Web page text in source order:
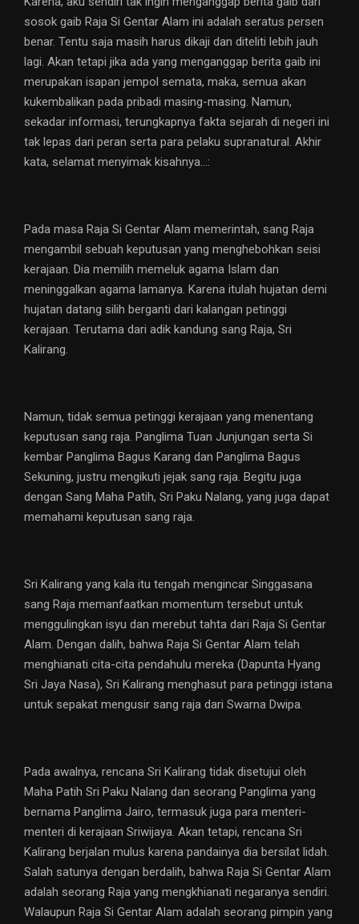
sosok gaib Raja Si Gentar Alam ini adalah seratus persen
benar. Tentu saja masih harus dikaji dan diteliti lebih jauh
lagi. Akan tetapi jika ada yang menganggap berita gaib ini
merupakan isapan jempol semata, maka, semua akan
kukembalikan pada pribadi masing-masing. Namun,
sekadar informasi, terungkapnya fakta sejarah di negeri ini
tak lepas dari peran serta para pelaku supranatural. Akhir
kata, selamat menyimak kisahnya…:
Pada masa Raja Si Gentar Alam memerintah, sang Raja
mengambil sebuah keputusan yang menghebohkan seisi
kerajaan. Dia memilih memeluk agama Islam dan
meninggalkan agama lamanya. Karena itulah hujatan demi
hujatan datang silih berganti dari kalangan petinggi
kerajaan. Terutama dari adik kandung sang Raja, Sri
Kalirang.
Namun, tidak semua petinggi kerajaan yang menentang
keputusan sang raja. Panglima Tuan Junjungan serta Si
kembar Panglima Bagus Karang dan Panglima Bagus
Sekuning, justru mengikuti jejak sang raja. Begitu juga
dengan Sang Maha Patih, Sri Paku Nalang, yang juga dapat
memahami keputusan sang raja.
Sri Kalirang yang kala itu tengah mengincar Singgasana
sang Raja memanfaatkan momentum tersebut untuk
menggulingkan isyu dan merebut tahta dari Raja Si Gentar
Alam. Dengan dalih, bahwa Raja Si Gentar Alam telah
menghianati cita-cita pendahulu mereka (Dapunta Hyang
Sri Jaya Nasa), Sri Kalirang menghasut para petinggi istana
untuk sepakat mengusir sang raja dari Swarna Dwipa.
Pada awalnya, rencana Sri Kalirang tidak disetujui oleh
Maha Patih Sri Paku Nalang dan seorang Panglima yang
bernama Panglima Jairo, termasuk juga para menteri-
menteri di kerajaan Sriwijaya. Akan tetapi, rencana Sri
Kalirang berjalan mulus karena pandainya dia bersilat lidah.
Salah satunya dengan berdalih, bahwa Raja Si Gentar Alam
adalah seorang Raja yang mengkhianati negaranya sendiri.
Walaupun Raja Si Gentar Alam adalah seorang pimpin yang